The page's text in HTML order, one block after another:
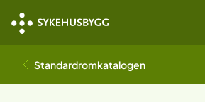
Standardromkatalogen